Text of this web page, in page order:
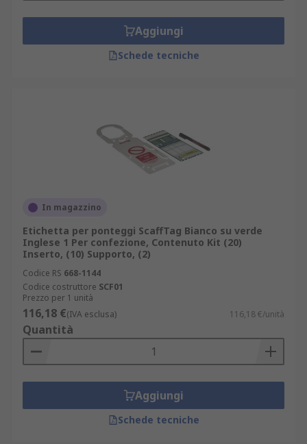
Aggiungi
Schede tecniche
In magazzino
Etichetta per ponteggi ScaffTag Bianco su verde
Inglese 1 Per confezione, Contenuto Kit (20)
Inserto, (10) Supporto, (2)
Codice RS 668-1144
Codice costruttore SCF01
Prezzo per 1 unità
116,18 €(IVA esclusa) 116,18 €/unità
Quantità
Aggiungi
Schede tecniche